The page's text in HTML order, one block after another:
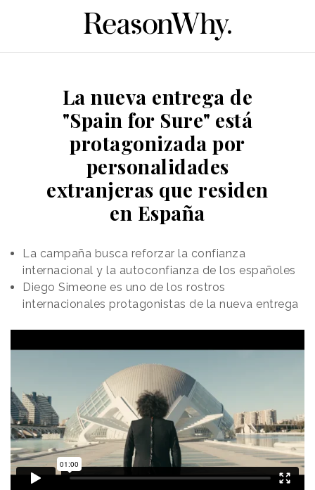
La nueva entrega de
"Spain for Sure" está
protagonizada por
personalidades
extranjeras que residen
en España
La campaña busca reforzar la confianza
internacional y la autoconfianza de los españoles
Diego Simeone es uno de los rostros
internacionales protagonistas de la nueva entrega